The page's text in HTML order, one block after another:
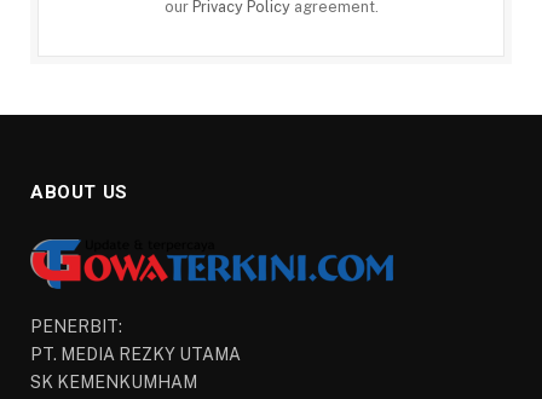
our Privacy Policyagreement.
ABOUT US
PENERBIT:
PT. MEDIA REZKY UTAMA
SK KEMENKUMHAM